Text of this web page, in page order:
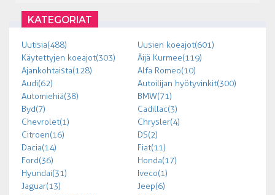
KATEGORIAT
Uutisia (488)
Uusien koeajot (601)
Käytettyjen koeajot (303)
Äijä Kurmee (119)
Ajankohtaista (128)
Alfa Romeo (10)
Audi (62)
Autoilijan hyötyvinkit (300)
Automiehiä (38)
BMW (71)
Byd (7)
Cadillac (3)
Chevrolet (1)
Chrysler (4)
Citroen (16)
DS (2)
Dacia (14)
Fiat (11)
Ford (36)
Honda (17)
Hyundai (31)
Iveco (1)
Jaguar (13)
Jeep (6)